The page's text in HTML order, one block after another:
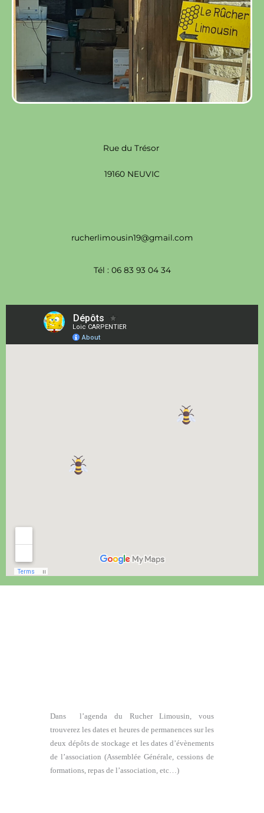
Rue du Trésor
19160 NEUVIC
rucherlimousin19@gmail.com
Tél : 06 83 93 04 34
Dans l’agenda du Rucher Limousin, vous
trouverez les dates et heures de permanences sur les
deux dépôts de stockage et les dates d’évènements
de l’association (Assemblée Générale, cessions de
formations, repas de l’association, etc…)